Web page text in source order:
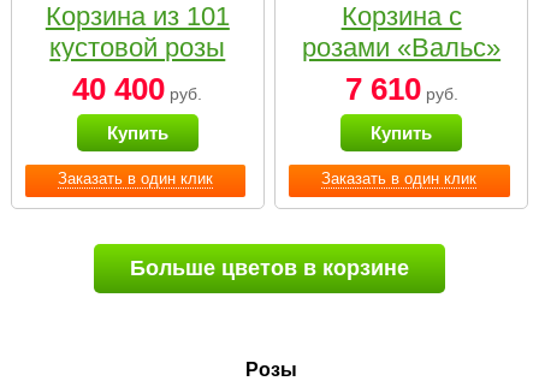
Заказать в один клик
Корзина из 101
кустовой розы
нежных тонов
40 400 руб.
Купить
Заказать в один клик
Корзина с
розами «Вальс»
7 610руб.
Купить
Больше цветов в корзине
Розы